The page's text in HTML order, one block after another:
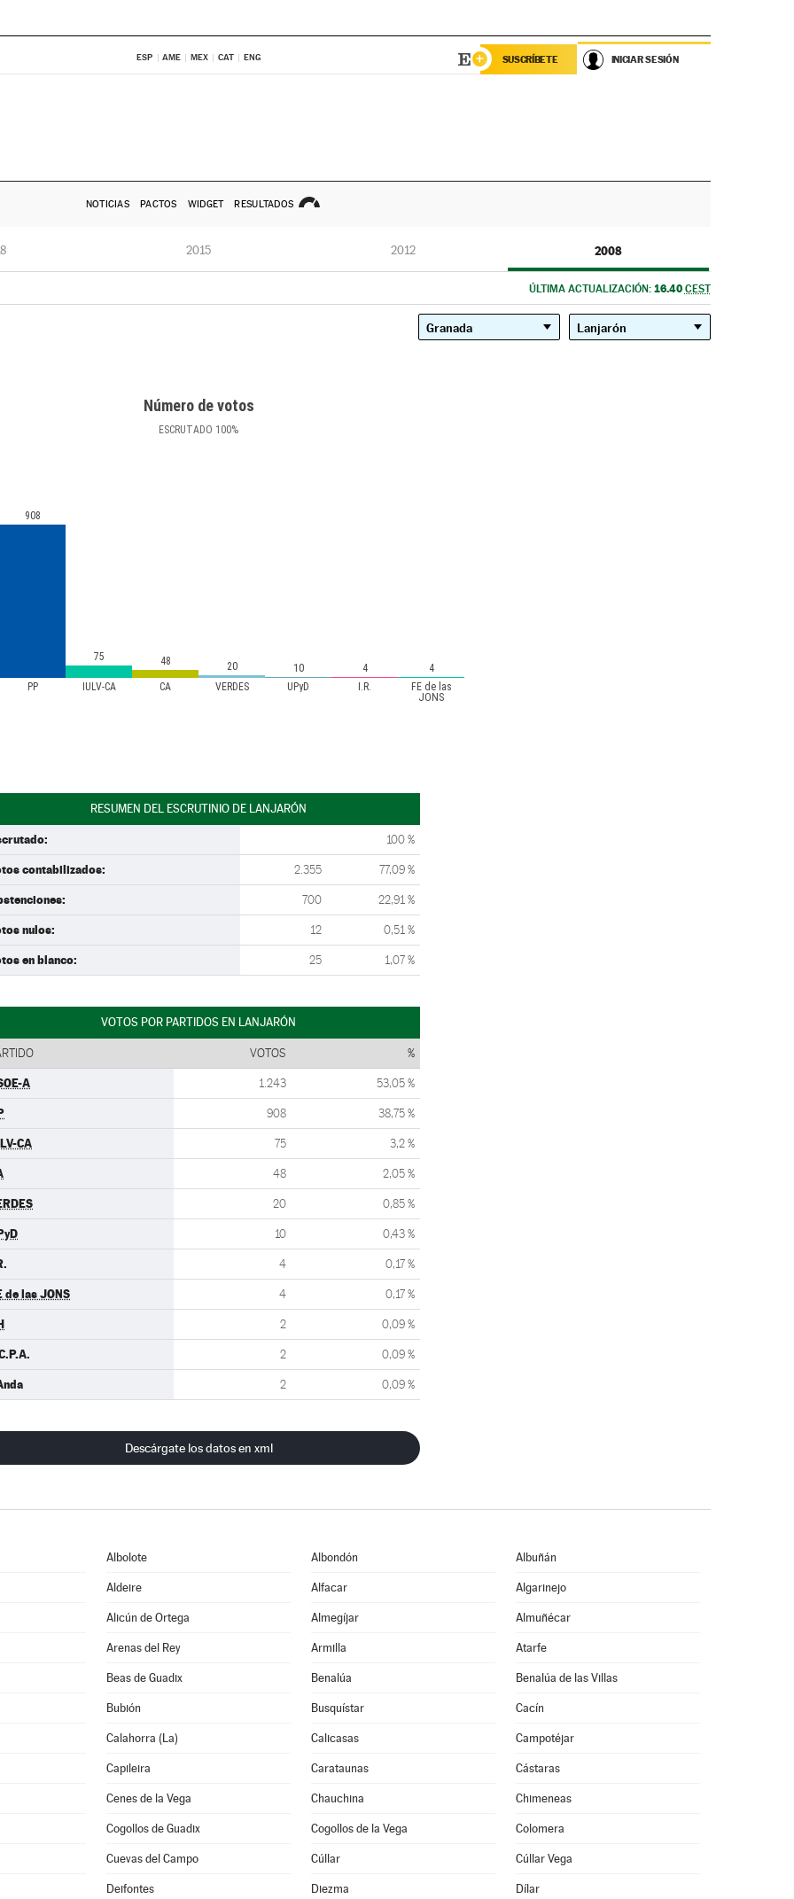
ESP AME MEX CAT ENG SUSCRÍBETE INICIAR SESIÓN
NOTICIAS PACTOS WIDGET RESULTADOS
2015 2012 2008
ÚLTIMA ACTUALIZACIÓN: 16.40 CEST
Número de votos
ESCRUTADO 100%
PP IULV-CA CA VERDES UPyD I.R.
FE de las
JONS
908
75 48 20 10 4 4
RESUMEN DEL ESCRUTINIO DE LANJARÓN
100 %
contabilizados: 2.355 77,09 %
700 22,91 %
nulos: 12 0,51 %
en blanco: 25 1,07 %
VOTOS POR PARTIDOS EN LANJARÓN
VOTOS %
A 1.243 53,05 %
908 38,75 %
CA 75 3,2 %
48 2,05 %
20 0,85 %
10 0,43 %
4 0,17 %
de las JONS 4 0,17 %
2 0,09 %
2 0,09 %
2 0,09 %
Descárgate los datos en xml
Albolote Albondón Albuñán
Aldeire Alfacar Algarinejo
Alicún de Ortega Almegíjar Almuñécar
Arenas del Rey Armilla Atarfe
Beas de Guadix Benalúa Benalúa de las Villas
Bubión Busquístar Cacín
Calahorra (La) Calicasas Campotéjar
Capileira Carataunas Cástaras
Cenes de la Vega Chauchina Chimeneas
Cogollos de Guadix Cogollos de la Vega Colomera
Cuevas del Campo Cúllar Cúllar Vega
Deifontes Diezma Dílar